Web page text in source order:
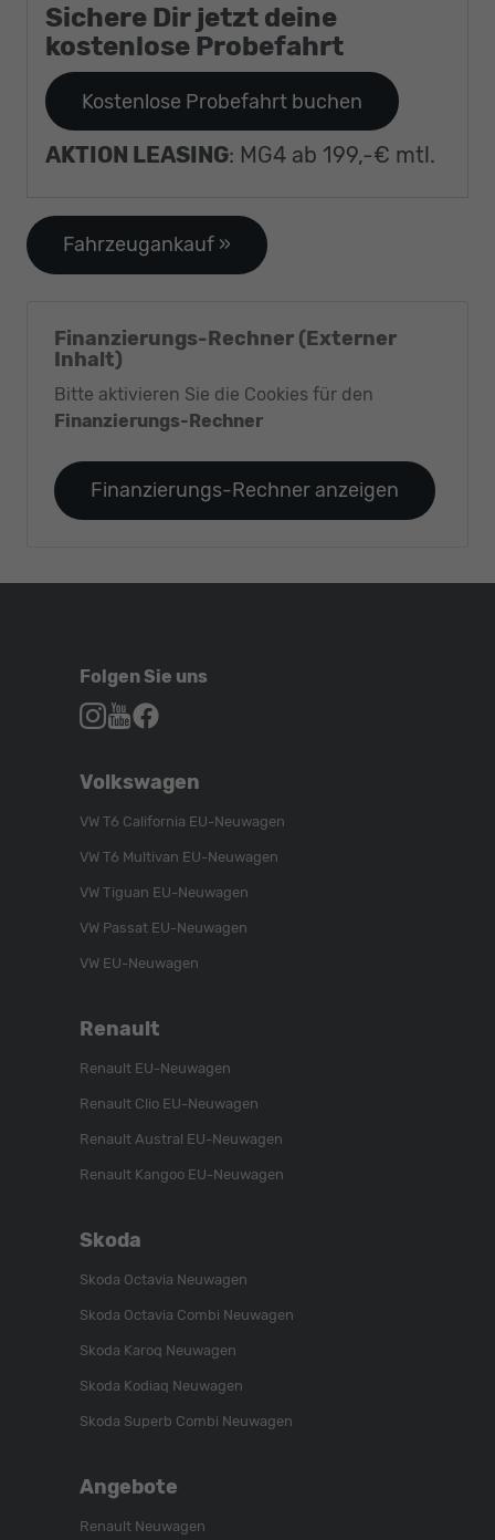
glanzgedreht
und
[PJM]
18"
Leichtmetallfelgen
York
Schwarz
Sichere Dir jetzt deine
kostenlose Probefahrt
Kostenlose Probefahrt buchen
AKTION LEASING: MG4 ab 199,-€ mtl.
Fahrzeugankauf »
Finanzierungs-Rechner (Externer
Inhalt)
Bitte aktivieren Sie die Cookies für den
Finanzierungs-Rechner
Finanzierungs-Rechner anzeigen
Folgen Sie uns
Autohaus
Sie
Instagram
Autohaus
Sie
Kanal
Sie
Facebook
Volkswagen
VW T6 California EU-Neuwagen
VW T6 Multivan EU-Neuwagen
VW Tiguan EU-Neuwagen
VW Passat EU-Neuwagen
VW EU-Neuwagen
Renault
Renault EU-Neuwagen
Renault Clio EU-Neuwagen
Renault Austral EU-Neuwagen
Renault Kangoo EU-Neuwagen
Skoda
Skoda Octavia Neuwagen
Skoda Octavia Combi Neuwagen
Skoda Karoq Neuwagen
Skoda Kodiaq Neuwagen
Skoda Superb Combi Neuwagen
Angebote
Renault Neuwagen